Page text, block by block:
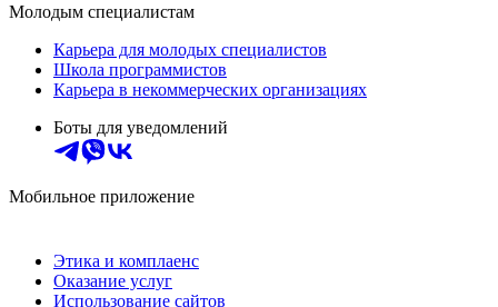
Молодым специалистам
Карьера для молодых специалистов
Школа программистов
Карьера в некоммерческих организациях
Боты для уведомлений
Мобильное приложение
Этика и комплаенс
Оказание услуг
Использование сайтов